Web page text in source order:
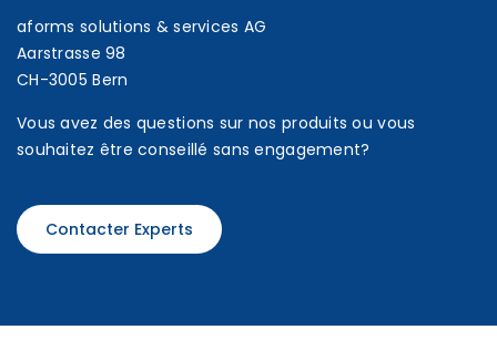
aforms solutions & services AG
Aarstrasse 98
CH-3005 Bern
Vous avez des questions sur nos produits ou vous
souhaitez être conseillé sans engagement?
Contacter Experts